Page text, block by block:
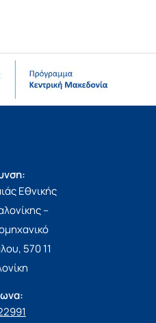
Εθνικής
–
570 11